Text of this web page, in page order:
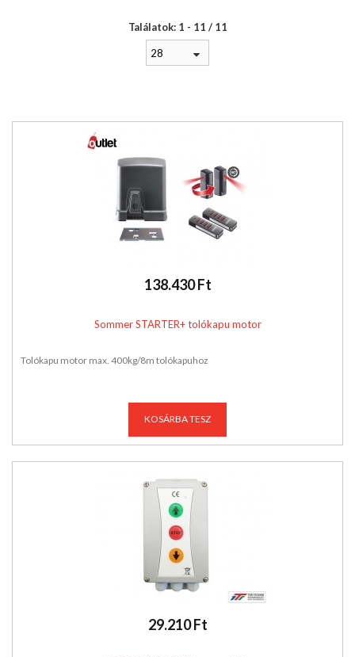
Találatok: 1 - 11 / 11
28
138.430 Ft
Sommer STARTER+ tolókapu motor
Tolókapu motor max. 400kg/8m tolókapuhoz
KOSÁRBA TESZ
29.210 Ft